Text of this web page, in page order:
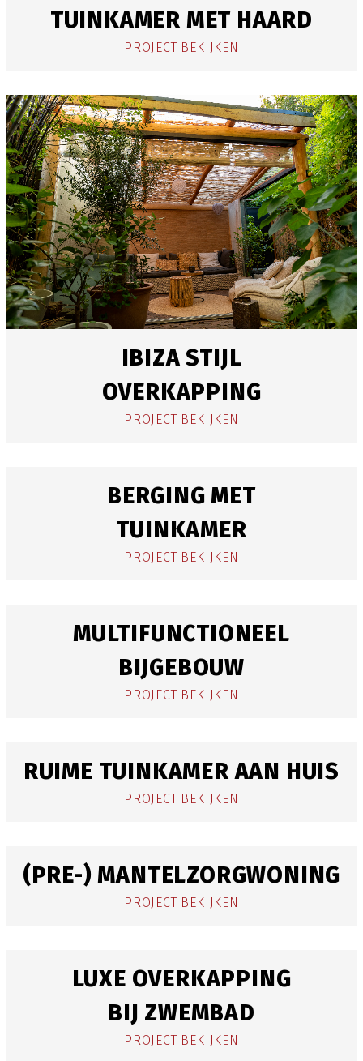
TUINKAMER MET HAARD
PROJECT BEKIJKEN
IBIZA STIJL
OVERKAPPING
PROJECT BEKIJKEN
BERGING MET
TUINKAMER
PROJECT BEKIJKEN
MULTIFUNCTIONEEL
BIJGEBOUW
PROJECT BEKIJKEN
RUIME TUINKAMER AAN HUIS
PROJECT BEKIJKEN
(PRE-) MANTELZORGWONING
PROJECT BEKIJKEN
LUXE OVERKAPPING
BIJ ZWEMBAD
PROJECT BEKIJKEN